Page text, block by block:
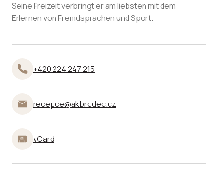
Seine Freizeit verbringt er am liebsten mit dem
Erlernen von Fremdsprachen und Sport.
+420 224 247 215
recepce@akbrodec.cz
vCard